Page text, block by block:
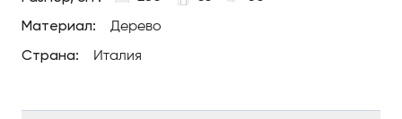
Материал: Дерево
Страна: Италия